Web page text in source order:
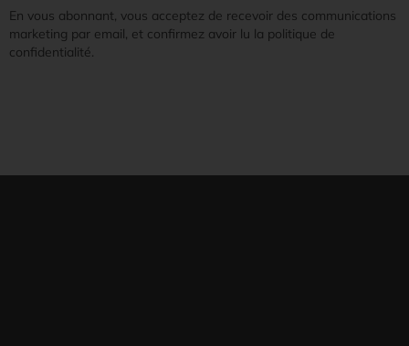
En vous abonnant, vous acceptez de recevoir des communications
marketing par email, et confirmez avoir lu la politique de
confidentialité.